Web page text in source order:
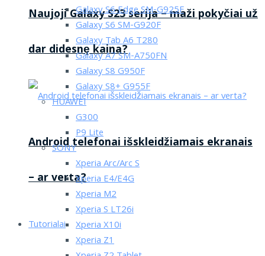
Naujoji Galaxy S23 serija – maži pokyčiai už
dar didesnę kaina?
Android telefonai išskleidžiamais ekranais
– ar verta?
Tutorialai
Galaxy S6 Edge SM-G925F
Galaxy S6 SM-G920F
Galaxy Tab A6 T280
Galaxy A7 SM-A750FN
Galaxy S8 G950F
Galaxy S8+ G955F
HUAWEI
G300
P9 Lite
SONY
Xperia Arc/Arc S
Xperia E4/E4G
Xperia M2
Xperia S LT26i
Xperia X10i
Xperia Z1